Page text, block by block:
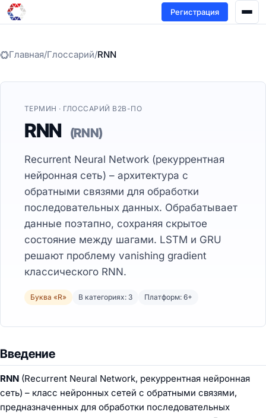
Регистрация
Главная/Глоссарий/RNN
ТЕРМИН · ГЛОССАРИЙ B2B-ПО
RNN (RNN)
Recurrent Neural Network (рекуррентная
нейронная сеть) – архитектура с
обратными связями для обработки
последовательных данных. Обрабатывает
данные поэтапно, сохраняя скрытое
состояние между шагами. LSTM и GRU
решают проблему vanishing gradient
классического RNN.
Буква «R» В категориях: 3 Платформ: 6+
Введение
RNN (Recurrent Neural Network, рекуррентная нейронная
сеть) – класс нейронных сетей с обратными связями,
предназначенных для обработки последовательных